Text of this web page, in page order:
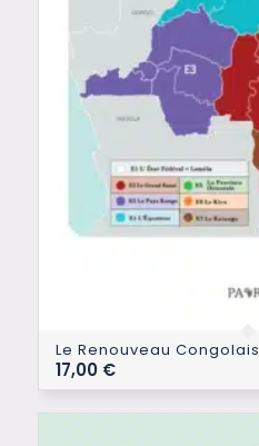
Le Renouveau Congolais
17,00 €